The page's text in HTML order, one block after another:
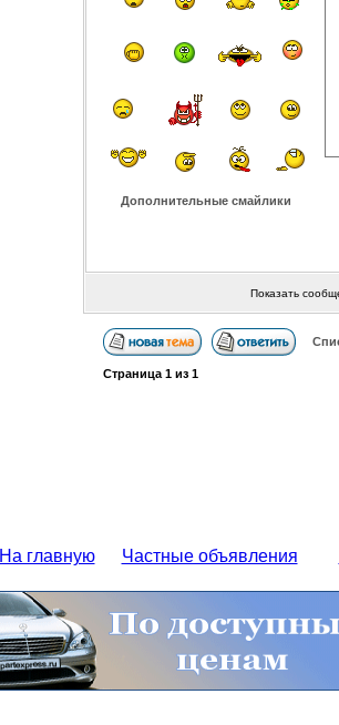
Дополнительные смайлики
Показать
Страница 1из 1
На главную Частные объявления